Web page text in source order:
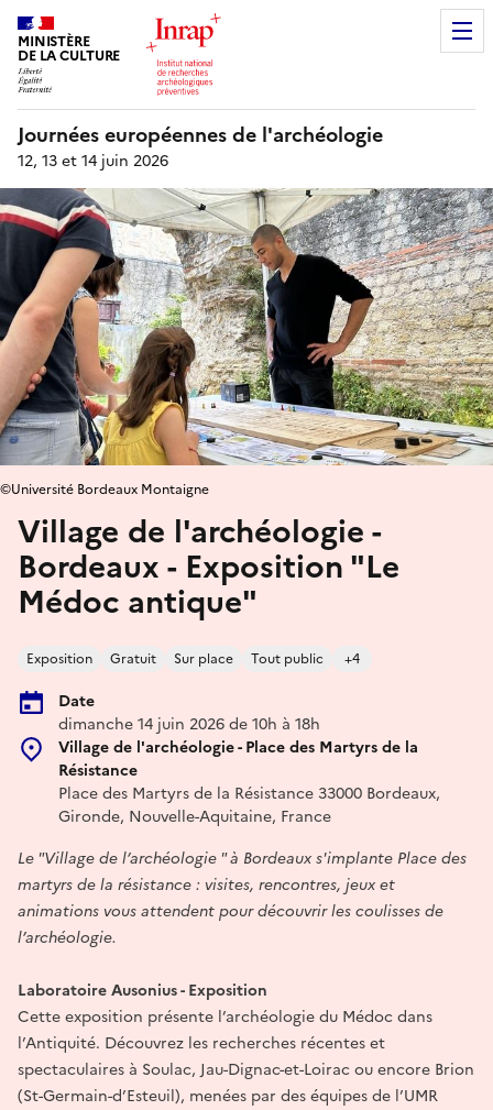
MINISTÈRE
DE LA CULTURE
Journées européennes de l'archéologie
12, 13 et 14 juin 2026
Village de l'archéologie -
Bordeaux - Exposition "Le
Médoc antique"
Exposition Gratuit Sur place Tout public +4
Date
dimanche 14 juin 2026 de 10h à 18h
Village de l'archéologie - Place des Martyrs de la
Résistance
Place des Martyrs de la Résistance 33000 Bordeaux,
Gironde, Nouvelle-Aquitaine, France
©Université Bordeaux Montaigne
Le "Village de l’archéologie " à Bordeaux s'implante Place des
martyrs de la résistance : visites, rencontres, jeux et
animations vous attendent pour découvrir les coulisses de
l’archéologie.
Laboratoire Ausonius - Exposition
Cette exposition présente l’archéologie du Médoc dans
l’Antiquité. Découvrez les recherches récentes et
spectaculaires à Soulac, Jau-Dignac-et-Loirac ou encore Brion
(St-Germain-d’Esteuil), menées par des équipes de l’UMR